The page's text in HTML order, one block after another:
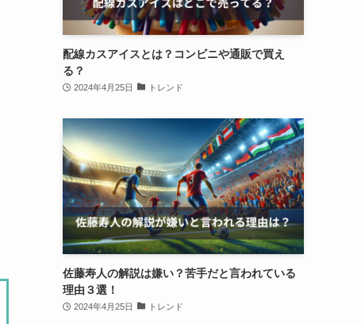
配線カスアイスとは？コンビニや通販で買え
る？
2024年4月25日 トレンド
佐藤寿人の解説は嫌い？苦手だと言われている
理由３選！
2024年4月25日 トレンド